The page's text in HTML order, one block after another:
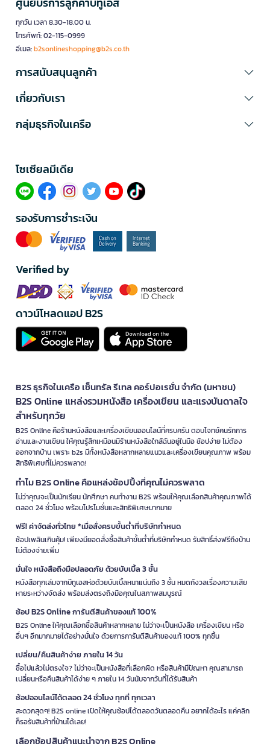
ทุกวัน เวลา 8.30-18.00 น.
โทรศัพท์: 02-115-0999
อีเมล:b2sonlineshopping@b2s.co.th
การสนับสนุนลูกค้า
เกี่ยวกับเรา
กลุ่มธุรกิจในเครือ
โซเซียลมีเดีย​
รองรับการชำระเงิน
Verified by
ดาวน์โหลดแอป B2S
B2S ธุรกิจในเครือ เซ็นทรัล รีเทล คอร์ปอเรชั่น จำกัด (มหาชน)
B2S Online แหล่งรวมหนังสือ เครื่องเขียน และแรงบันดาลใจ
สำหรับทุกวัย
B2S Online คือร้านหนังสือและเครื่องเขียนออนไลน์ที่ครบครัน ตอบโจทย์คนรักการ
อ่านและงานเขียน ให้คุณรู้สึกเหมือนมีร้านหนังสือใกล้ฉันอยู่ในมือ ช้อปง่าย ไม่ต้อง
ออกจากบ้าน เพราะ b2s มีทั้งหนังสือหลากหลายแนวและเครื่องเขียนคุณภาพ พร้อม
สิทธิพิเศษที่ไม่ควรพลาด!
ทำไม B2S Online คือแหล่งช้อปปิ้งที่คุณไม่ควรพลาด
ไม่ว่าคุณจะเป็นนักเรียน นักศึกษา คนทำงาน B2S พร้อมให้คุณเลือกสินค้าคุณภาพได้
ตลอด 24 ชั่วโมง พร้อมโปรโมชั่นและสิทธิพิเศษมากมาย
ฟรี! ค่าจัดส่งทั่วไทย *เมื่อสั่งครบขั้นต่ำที่บริษัทกำหนด
ช้อปเพลินเกินคุ้ม! เพียงมียอดสั่งซื้อสินค้าขั้นต่ำที่บริษัทกำหนด รับสิทธิ์ส่งฟรีถึงบ้าน
ไม่ต้องจ่ายเพิ่ม
มั่นใจ หนังสือถึงมือปลอดภัย ด้วยบับเบิ้ล 3 ชั้น
หนังสือทุกเล่มจากบีทูเอสห่อด้วยบับเบิ้ลหนาแน่นถึง 3 ชั้น หมดกังวลเรื่องความเสีย
หายระหว่างจัดส่ง พร้อมส่งตรงถึงมือคุณในสภาพสมบูรณ์
ช้อป B2S Online การันตีสินค้าของแท้ 100%
B2S Online ให้คุณเลือกซื้อสินค้าหลากหลาย ไม่ว่าจะเป็นหนังสือ เครื่องเขียน หรือ
อื่นๆ อีกมากมายได้อย่างมั่นใจ ด้วยการการันตีสินค้าของแท้ 100% ทุกชิ้น
เปลี่ยน/คืนสินค้าง่าย ภายใน 14 วัน
ซื้อไปแล้วไม่ตรงใจ? ไม่ว่าจะเป็นหนังสือที่เลือกผิด หรือสินค้ามีปัญหา คุณสามารถ
เปลี่ยนหรือคืนสินค้าได้ง่าย ๆ ภายใน 14 วันนับจากวันที่ได้รับสินค้า
ช้อปออนไลน์ได้ตลอด 24 ชั่วโมง ทุกที่ ทุกเวลา
สะดวกสุดๆ! B2S online เปิดให้คุณช้อปได้ตลอดวันตลอดคืน อยากได้อะไร แค่คลิก
ก็รอรับสินค้าที่บ้านได้เลย!
เลือกช้อปสินค้าแนะนำจาก B2S Online